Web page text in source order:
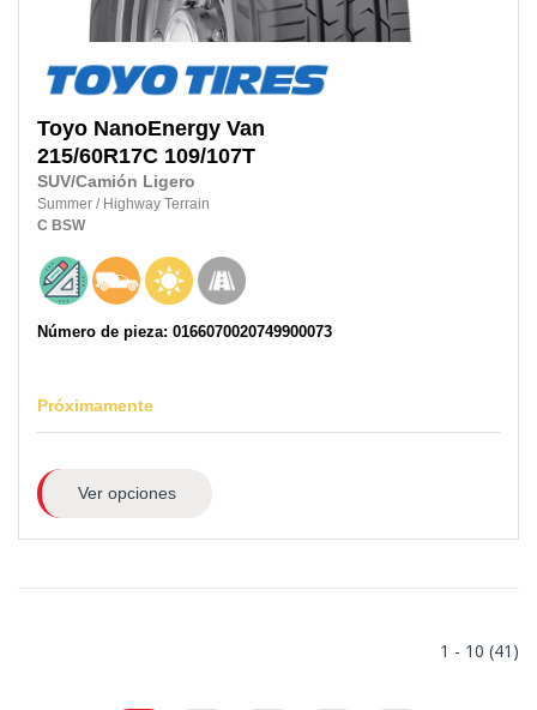
Toyo NanoEnergy Van
215/60R17C 109/107T
SUV/Camión Ligero
Summer / Highway Terrain
C BSW
Número de pieza: 0166070020749900073
Próximamente
Ver opciones
1 - 10 (41)